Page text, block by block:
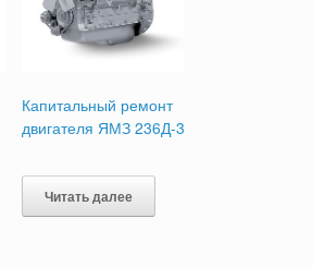
Капитальный ремонт
двигателя ЯМЗ 236Д-3
Читать далее